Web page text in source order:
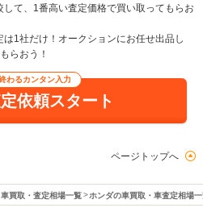
して、1番高い査定価格で買い取ってもらお
は1社だけ！オークションにお任せ出品し
らおう！
わるカンタン入力
依頼スタート
ページトップへ
車買取・査定相場一覧 ホンダの車買取・車査定相場